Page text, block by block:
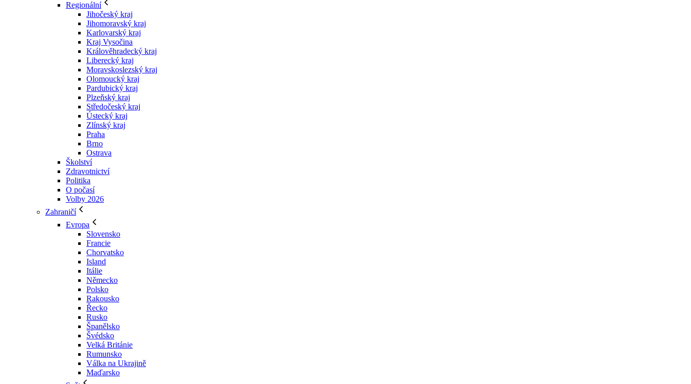
Regionální
Jihočeský kraj
Jihomoravský kraj
Karlovarský kraj
Kraj Vysočina
Králověhradecký kraj
Liberecký kraj
Moravskoslezský kraj
Olomoucký kraj
Pardubický kraj
Plzeňský kraj
Středočeský kraj
Ústecký kraj
Zlínský kraj
Praha
Brno
Ostrava
Školství
Zdravotnictví
Politika
O počasí
Volby 2026
Zahraničí
Evropa
Slovensko
Francie
Chorvatsko
Island
Itálie
Německo
Polsko
Rakousko
Řecko
Rusko
Španělsko
Švédsko
Velká Británie
Rumunsko
Válka na Ukrajině
Maďarsko